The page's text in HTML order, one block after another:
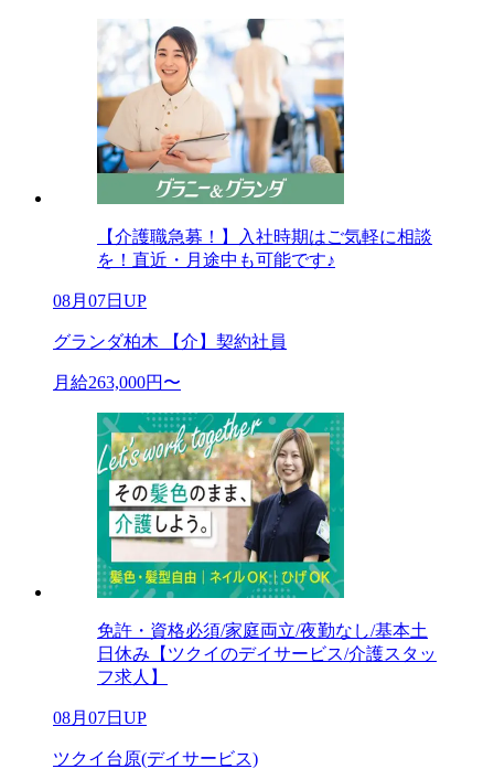
【介護職急募！】入社時期はご気軽に相談
を！直近・月途中も可能です♪
08月07日UP
グランダ柏木 【介】契約社員
月給263,000円〜
免許・資格必須/家庭両立/夜勤なし/基本土
日休み【ツクイのデイサービス/介護スタッ
フ求人】
08月07日UP
ツクイ台原(デイサービス)